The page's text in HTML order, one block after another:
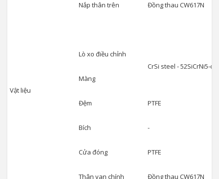
Vật liệu
Nắp thân trên Đồng thau CW617N
Lò xo điều chỉnh
CrSi steel - 52SiCrNi5-
Màng
Đệm PTFE
Bích -
Cửa đóng PTFE
Thân van chính Đồng thau CW617N